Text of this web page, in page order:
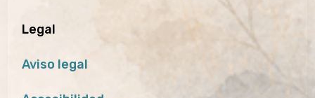
Legal
Aviso legal